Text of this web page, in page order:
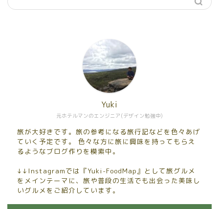
元ホテルマンのエンジニア(デザイン勉強中)
Yuki
旅が大好きです。旅の参考になる旅行記などを色々あげ
ていく予定です。 色々な方に旅に興味を持ってもらえ
るようなブログ作りを模索中。
↓↓Instagramでは『Yuki-FoodMap』として旅グルメ
をメインテーマに、旅や普段の生活でも出会った美味し
いグルメをご紹介しています。